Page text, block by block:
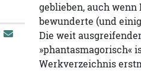
geblieben, auch
bewunderte (und
Die weit
»phantasmagorisch«
Werkverzeichnis